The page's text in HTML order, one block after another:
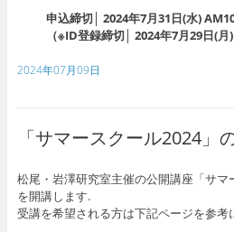
申込締切│ 2024年7月31日(水)
（※ID登録締切│ 2024年7月29日(月)
2024年07月09日
「サマースクール2024」
松尾・岩澤研究室主催の公開講座「サマ
を開講します.
受講を希望される方は下記ページを参考